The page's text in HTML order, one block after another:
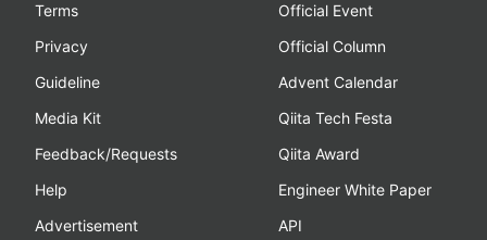
Terms
Privacy
Guideline
Media Kit
Feedback/Requests
Help
Advertisement
Official Event
Official Column
Advent Calendar
Qiita Tech Festa
Qiita Award
Engineer White Paper
API